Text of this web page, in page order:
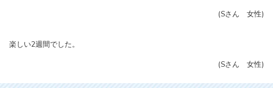
(Sさん 女性)
楽しい2週間でした。
(Sさん 女性)